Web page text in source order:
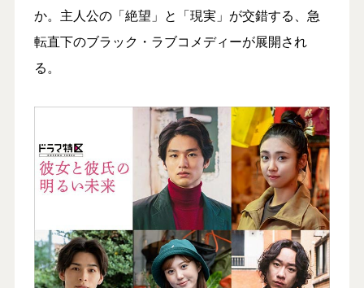
か。主人公の「絶望」と「現実」が交錯する、急
転直下のブラック・ラブコメディーが展開され
る。